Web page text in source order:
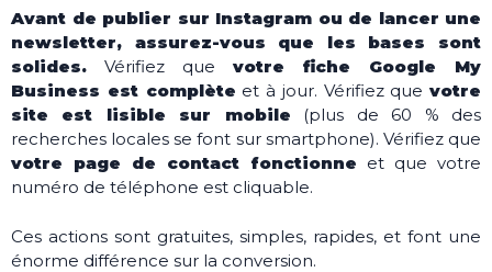
Avant de publier sur Instagram ou de lancer une
newsletter, assurez-vous que les bases sont
solides. Vérifiez que votre fiche Google My
Business est complète et à jour. Vérifiez que votre
site est lisible sur mobile (plus de 60 % des
recherches locales se font sur smartphone). Vérifiez que
votre page de contact fonctionne et que votre
numéro de téléphone est cliquable.
Ces actions sont gratuites, simples, rapides, et font une
énorme différence sur la conversion.